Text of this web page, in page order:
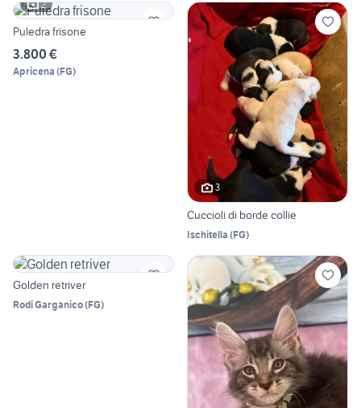
2
Puledra frisone
3.800 €
Apricena (FG)
3
Cuccioli di borde collie
Ischitella (FG)
Golden retriver
Rodi Garganico(FG)